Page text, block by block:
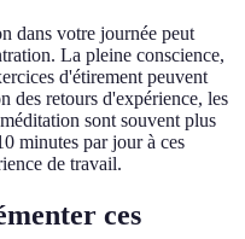
dans votre journée peut
La pleine conscience,
d'étirement peuvent
des retours d'expérience, les
sont souvent plus
minutes par jour à ces
de travail.
ces